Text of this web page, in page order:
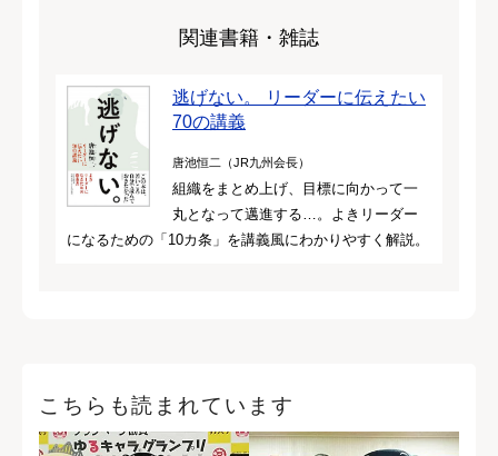
関連書籍・雑誌
逃げない。 リーダーに伝えたい
70の講義
唐池恒二（JR九州会長）
組織をまとめ上げ、目標に向かって一
丸となって邁進する…。よきリーダー
になるための「10カ条」を講義風にわかりやすく解説。
こちらも読まれています